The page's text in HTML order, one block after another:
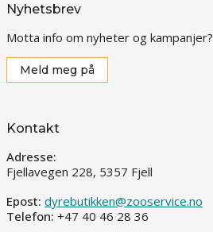
Nyhetsbrev
Motta info om nyheter og kampanjer?
Meld meg på
Kontakt
Adresse:
Fjellavegen 228, 5357 Fjell
Epost: dyrebutikken@zooservice.no
Telefon: +47 40 46 28 36